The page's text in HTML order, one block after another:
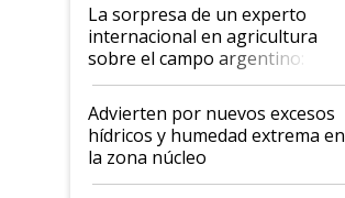
La sorpresa de un experto
internacional en agricultura
sobre el campo argentino:
"Estoy muy impresionado"
Advierten por nuevos excesos
hídricos y humedad extrema en
la zona núcleo